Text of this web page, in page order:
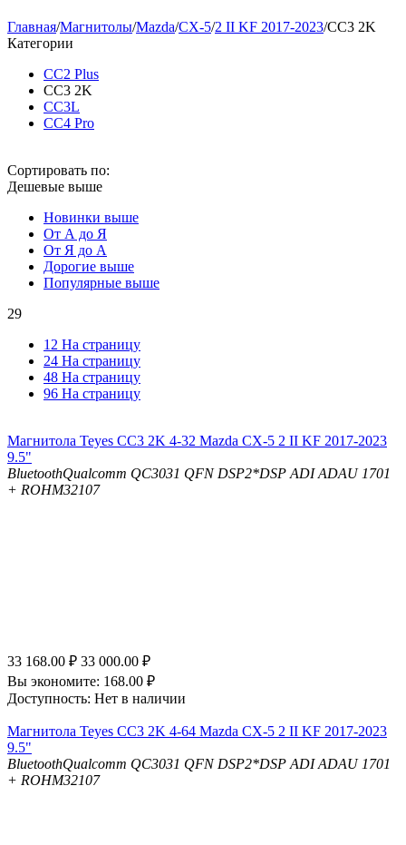
Главная/Магнитолы/Mazda/CX-5/2 II KF 2017-2023/CC3 2K
Категории
CC2 Plus
CC3 2K
CC3L
CC4 Pro
Сортировать по:
Дешевые выше
Новинки выше
От А до Я
От Я до А
Дорогие выше
Популярные выше
29
12 На страницу
24 На страницу
48 На страницу
96 На страницу
Магнитола Teyes CC3 2K 4-32 Mazda CX-5 2 II KF 2017-2023
9.5"
BluetoothQualcomm QC3031 QFN DSP2*DSP ADI ADAU 1701
+ ROHM32107
33 168.00 ₽ 33 000.00 ₽
Вы экономите: 168.00 ₽
Доступность: Нет в наличии
Магнитола Teyes CC3 2K 4-64 Mazda CX-5 2 II KF 2017-2023
9.5"
BluetoothQualcomm QC3031 QFN DSP2*DSP ADI ADAU 1701
+ ROHM32107